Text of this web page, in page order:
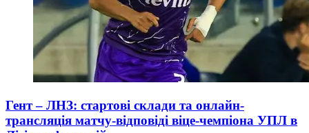
Гент – ЛНЗ: стартові склади та онлайн-
трансляція матчу-відповіді віце-чемпіона УПЛ в